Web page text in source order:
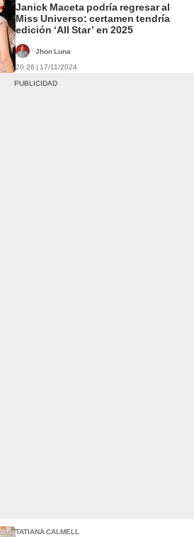
Janick Maceta podría regresar al
Miss Universo: certamen tendría
edición ‘All Star’ en 2025
Jhon Luna
20:26 | 17/11/2024
TATIANA CALMELL